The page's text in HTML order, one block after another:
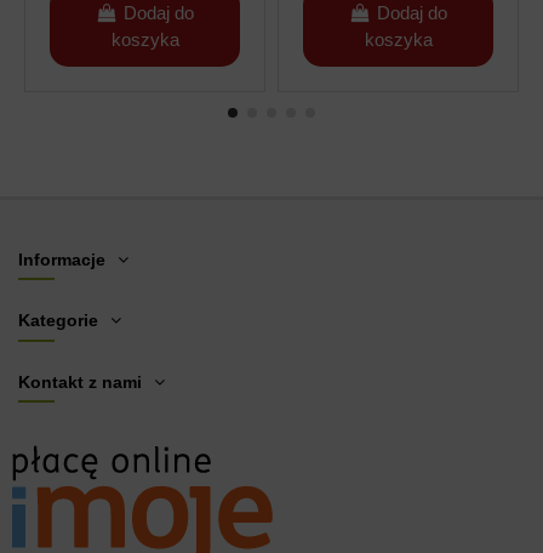
Dodaj do
koszyka
Dodaj do
koszyka
Informacje
Kategorie
Kontakt z nami